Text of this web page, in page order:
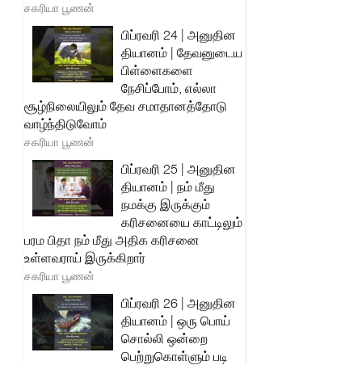
சகரியா பூணன்
பிப்ரவரி 24 | அனுதின
தியானம் | தேவனுடைய
பிள்ளைகளை
நேசிப்போம், எல்லா
சூழ்நிலையிலும் தேவ சமாதானத்தோடு
வாழ்ந்திடுவோம்
சகரியா பூணன்
பிப்ரவரி 25 | அனுதின
தியானம் | நம் மீது
நமக்கு இருக்கும்
கரிசனையை காட்டிலும்
பரம பிதா நம் மீது அதிக கரிசனை
உள்ளவராய் இருக்கிறார்
சகரியா பூணன்
பிப்ரவரி 26 | அனுதின
தியானம் | ஒரு பொய்
சொல்லி ஒன்றை
பெற்றுகொள்ளும் படி